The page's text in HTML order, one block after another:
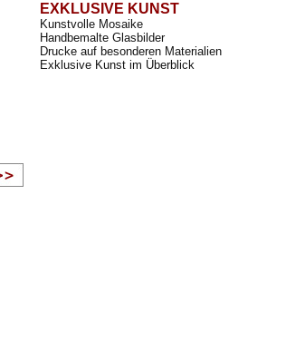
EXKLUSIVE KUNST
Kunstvolle Mosaike
Handbemalte Glasbilder
Drucke auf besonderen Materialien
Exklusive Kunst im Überblick